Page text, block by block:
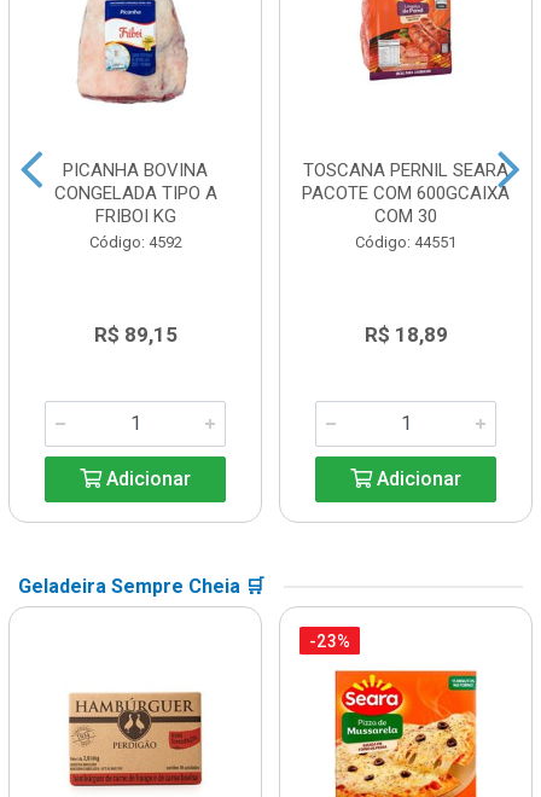
PICANHA BOVINA
CONGELADA TIPO A
FRIBOI KG
Código: 4592
R$ 89,15
Adicionar
TOSCANA PERNIL SEARA
PACOTE COM 600GCAIXA
COM 30
Código: 44551
R$ 18,89
Adicionar
Geladeira Sempre Cheia 🛒
-23%